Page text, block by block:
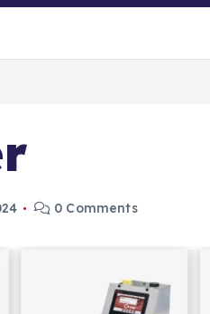
0 Comments